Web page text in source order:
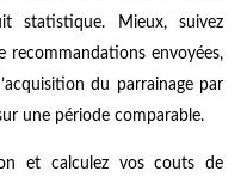
statistique. Mieux, suivez
recommandations envoyées,
du parrainage par
une période comparable.
et calculez vos couts de